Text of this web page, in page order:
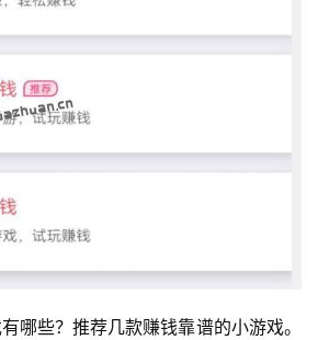
哪些？推荐几款赚钱靠谱的小游戏。